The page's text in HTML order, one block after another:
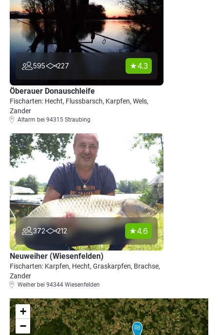
595 227 4.3
Öberauer Donauschleife
Fischarten: Hecht, Flussbarsch, Karpfen, Wels,
Zander
Altarm bei 94315 Straubing
372 212 4.6
Neuweiher (Wiesenfelden)
Fischarten: Karpfen, Hecht, Graskarpfen, Brachse,
Zander
Weiher bei 94344 Wiesenfelden
+
−